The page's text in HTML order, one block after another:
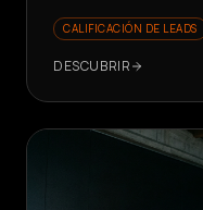
CALIFICACIÓN DE LEADS
DESCUBRIR